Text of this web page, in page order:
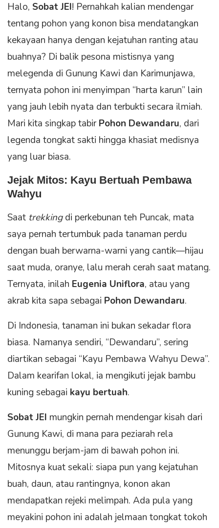
Halo, Sobat JEI! Pernahkah kalian mendengar
tentang pohon yang konon bisa mendatangkan
kekayaan hanya dengan kejatuhan ranting atau
buahnya? Di balik pesona mistisnya yang
melegenda di Gunung Kawi dan Karimunjawa,
ternyata pohon ini menyimpan “harta karun” lain
yang jauh lebih nyata dan terbukti secara ilmiah.
Mari kita singkap tabirPohon Dewandaru, dari
legenda tongkat sakti hingga khasiat medisnya
yang luar biasa.
Jejak Mitos: Kayu Bertuah Pembawa
Wahyu
Saat trekkingdi perkebunan teh Puncak, mata
saya pernah tertumbuk pada tanaman perdu
dengan buah berwarna-warni yang cantik—hijau
saat muda, oranye, lalu merah cerah saat matang.
Ternyata, inilah Eugenia Uniflora, atau yang
akrab kita sapa sebagai Pohon Dewandaru.
Di Indonesia, tanaman ini bukan sekadar flora
biasa. Namanya sendiri, “Dewandaru”, sering
diartikan sebagai “Kayu Pembawa Wahyu Dewa”.
Dalam kearifan lokal, ia mengikuti jejak bambu
kuning sebagai kayu bertuah.
Sobat JEI mungkin pernah mendengar kisah dari
Gunung Kawi, di mana para peziarah rela
menunggu berjam-jam di bawah pohon ini.
Mitosnya kuat sekali: siapa pun yang kejatuhan
buah, daun, atau rantingnya, konon akan
mendapatkan rejeki melimpah. Ada pula yang
meyakini pohon ini adalah jelmaan tongkat tokoh